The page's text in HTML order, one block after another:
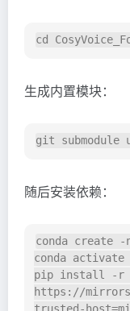
生成内置模块：
随后安装依赖：
conda create
conda
pip install -r
https://